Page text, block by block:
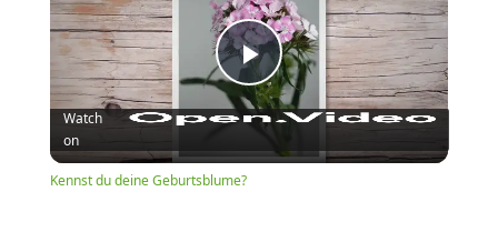
Play
Video
Watch
on
Kennst du deine Geburtsblume?